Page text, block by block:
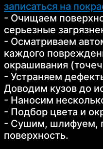
записаться на
- Очищаем
серьезные
- Осматриваем
каждого
окрашивания
- Устраняем
Доводим кузов до
- Наносим
- Подбор цвета и
- Сушим, шлифуем,
поверхность.